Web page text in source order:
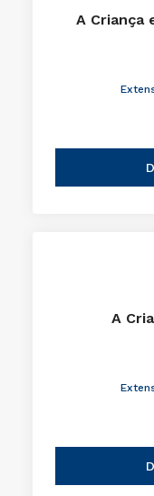
A Criança
A